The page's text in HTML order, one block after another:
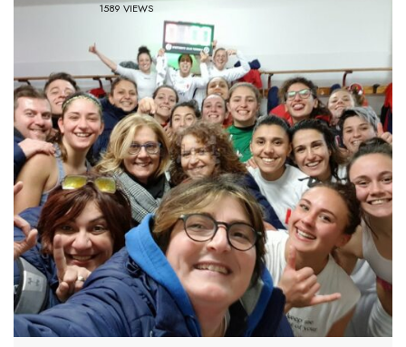
1589 VIEWS